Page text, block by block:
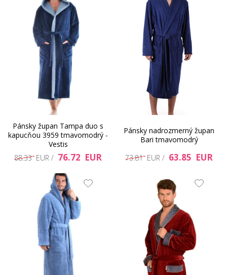
Pánsky župan Tampa duo s
kapucňou 3959 tmavomodrý -
Vestis
88.33 EUR / 76.72 EUR
Pánsky nadrozmerný župan
Bari tmavomodrý
73.81 EUR / 63.85 EUR